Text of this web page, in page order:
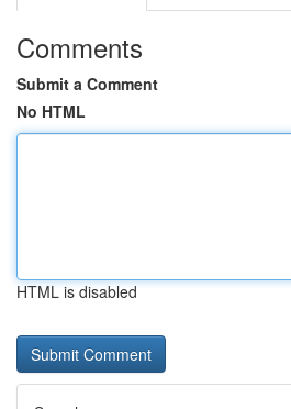
Comments
Submit a Comment
No HTML
HTML is disabled